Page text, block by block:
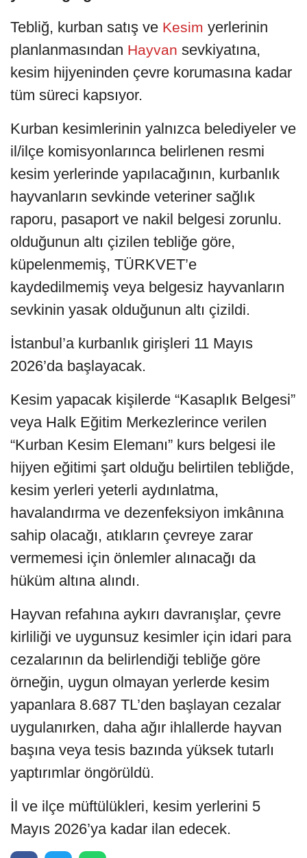
Tebliğ, kurban satış ve Kesim yerlerinin
planlanmasından Hayvan sevkiyatına,
kesim hijyeninden çevre korumasına kadar
tüm süreci kapsıyor.
Kurban kesimlerinin yalnızca belediyeler ve
il/ilçe komisyonlarınca belirlenen resmi
kesim yerlerinde yapılacağının, kurbanlık
hayvanların sevkinde veteriner sağlık
raporu, pasaport ve nakil belgesi zorunlu.
olduğunun altı çizilen tebliğe göre,
küpelenmemiş, TÜRKVET’e
kaydedilmemiş veya belgesiz hayvanların
sevkinin yasak olduğunun altı çizildi.
İstanbul’a kurbanlık girişleri 11 Mayıs
2026’da başlayacak.
Kesim yapacak kişilerde “Kasaplık Belgesi”
veya Halk Eğitim Merkezlerince verilen
“Kurban Kesim Elemanı” kurs belgesi ile
hijyen eğitimi şart olduğu belirtilen tebliğde,
kesim yerleri yeterli aydınlatma,
havalandırma ve dezenfeksiyon imkânına
sahip olacağı, atıkların çevreye zarar
vermemesi için önlemler alınacağı da
hüküm altına alındı.
Hayvan refahına aykırı davranışlar, çevre
kirliliği ve uygunsuz kesimler için idari para
cezalarının da belirlendiği tebliğe göre
örneğin, uygun olmayan yerlerde kesim
yapanlara 8.687 TL’den başlayan cezalar
uygulanırken, daha ağır ihlallerde hayvan
başına veya tesis bazında yüksek tutarlı
yaptırımlar öngörüldü.
İl ve ilçe müftülükleri, kesim yerlerini 5
Mayıs 2026’ya kadar ilan edecek.